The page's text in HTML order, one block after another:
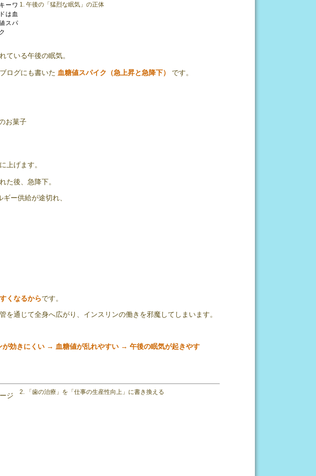
1. 午後の「猛烈な眠気」の正体
ーワ
は血
スパ
ている午後の眠気。
ログにも書いた 血糖値スパイク（急上昇と急降下）
です。
お菓子
上げます。
た後、急降下。
ー供給が途切れ、
くなるからです。
を通じて全身へ広がり、インスリンの働きを邪魔してしまいます。
効きにくい → 血糖値が乱れやすい → 午後の眠気が起きやす
2. 「歯の治療」を「仕事の生産性向上」に書き換える
ジ